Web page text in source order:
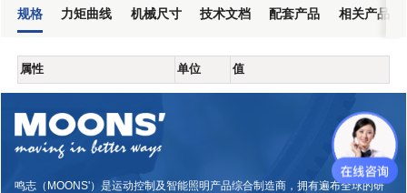
规格 力矩曲线 机械尺寸 技术文档 配套产品 相关产品
属性 单位 值
鸣志（MOONS'）是运动控制及智能照明产品综合制造商，拥有遍布全球的研